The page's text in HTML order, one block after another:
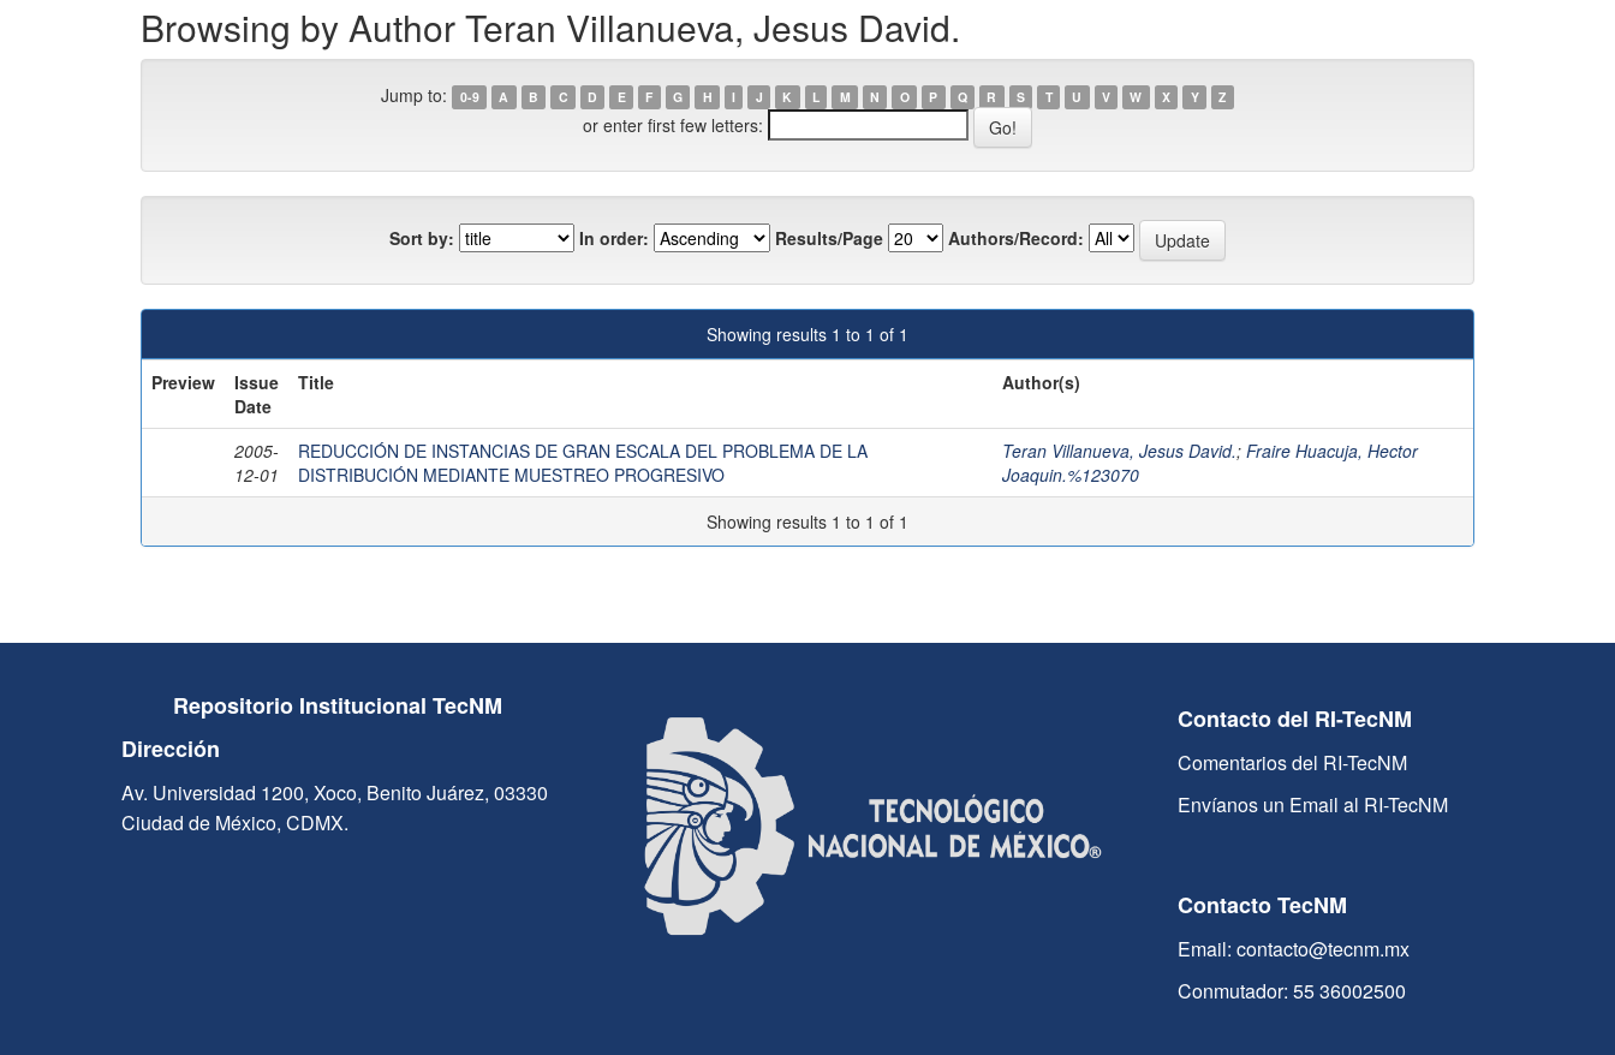
Browsing by Author Teran Villanueva, Jesus David.
Jump to: 0-9 A B C D E F G H I J K L M N O P Q R S T U V W X Y Z
or enter first few letters:
Sort by: In order: Results/Page Authors/Record:
Showing results 1 to 1 of 1
Preview
Issue
Date
Title Author(s)
2005-
12-01
REDUCCIÓN DE INSTANCIAS DE GRAN ESCALA DEL PROBLEMA DE LA
DISTRIBUCIÓN MEDIANTE MUESTREO PROGRESIVO
Teran Villanueva, Jesus David.; Fraire Huacuja, Hector
Joaquin.%123070
Showing results 1 to 1 of 1
Repositorio Institucional TecNM
Dirección
Av. Universidad 1200, Xoco, Benito Juárez, 03330
Ciudad de México, CDMX.
Contacto del RI-TecNM
Comentarios del RI-TecNM
Envíanos un Email al RI-TecNM
Contacto TecNM
Email: contacto@tecnm.mx
Conmutador: 55 36002500